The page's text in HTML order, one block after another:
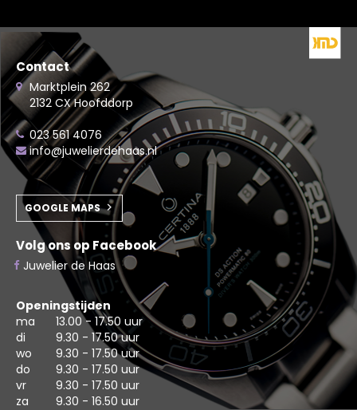
Contact
Marktplein 262
2132 CX Hoofddorp
023 561 4076
info@juwelierdehaas.nl
GOOGLE MAPS
Volg ons op Facebook
Juwelier de Haas
Openingstijden
ma
13.00 - 17.50 uur
di
9.30 - 17.50 uur
wo
9.30 - 17.50 uur
do
9.30 - 17.50 uur
vr
9.30 - 17.50 uur
za
9.30 - 16.50 uur